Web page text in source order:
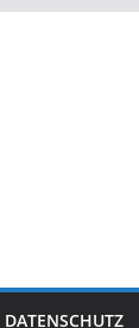
DATENSCHUTZ